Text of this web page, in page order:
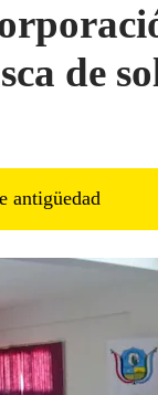
de
antigüedad